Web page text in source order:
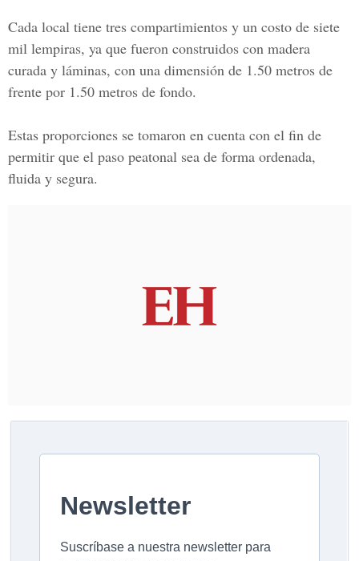
Cada local tiene tres compartimientos y un costo de siete
mil lempiras, ya que fueron construidos con madera
curada y láminas, con una dimensión de 1.50 metros de
frente por 1.50 metros de fondo.
Estas proporciones se tomaron en cuenta con el fin de
permitir que el paso peatonal sea de forma ordenada,
fluida y segura.